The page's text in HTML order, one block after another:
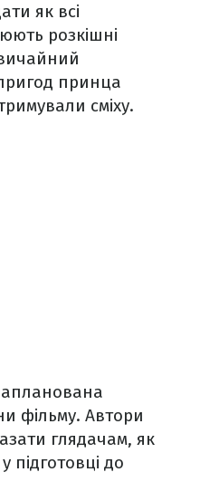
як всі
розкішні
принца
сміху.
фільму. Автори
глядачам, як
підготовці до